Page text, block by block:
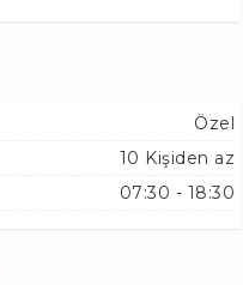
Özel
10 Kişiden az
07:30 - 18:30